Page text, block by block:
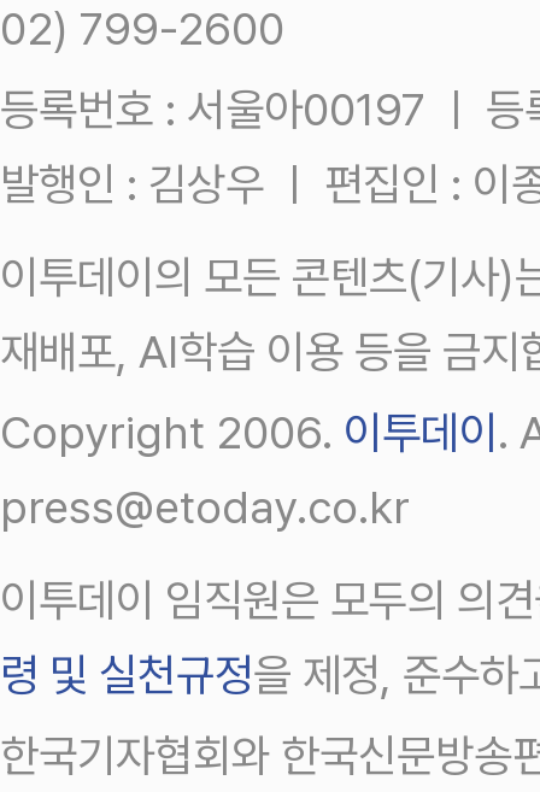
02) 799-2600
등록번호 : 서울아00197 ㅣ
발행인 : 김상우 ㅣ 편집인 : 이
이투데이의 모든 콘텐츠(기사)
재배포, AI학습 이용 등을 금지
Copyright 2006. 이투데이 .
press@etoday.co.kr
이투데이 임직원은 모두의 의
령 및 실천규정을 제정, 준수하
한국기자협회와 한국신문방송